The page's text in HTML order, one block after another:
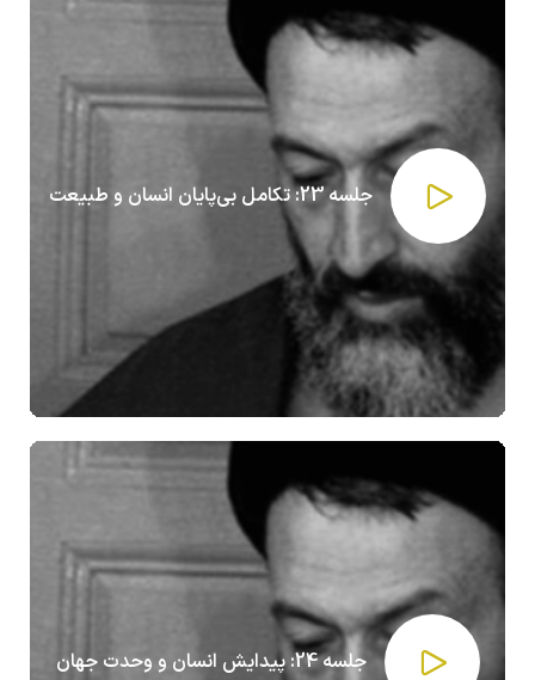
جلسه 23: تکامل بی‌پایان انسان و طبیعت
جلسه 24: پیدایش انسان و وحدت جهان